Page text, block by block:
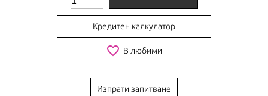
Кредитен калкулатор
favorite_border В любими
Изпрати запитване